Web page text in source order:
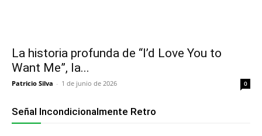
La historia profunda de “I’d Love You to
Want Me”, la...
Patricio Silva - 1 de junio de 2026 0
Señal Incondicionalmente Retro